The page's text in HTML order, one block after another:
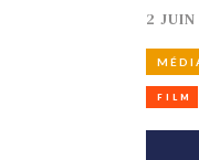
LA
2
FILM